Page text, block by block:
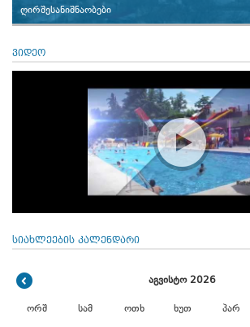
ღირშესანიშნაობები
ვიდეო
სიახლეების კალენდარი
აგვისტო 2026
ორშ სამ ოთხ ხუთ პარ